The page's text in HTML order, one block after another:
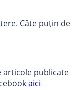
Câte puțin de
articole publicate
aici